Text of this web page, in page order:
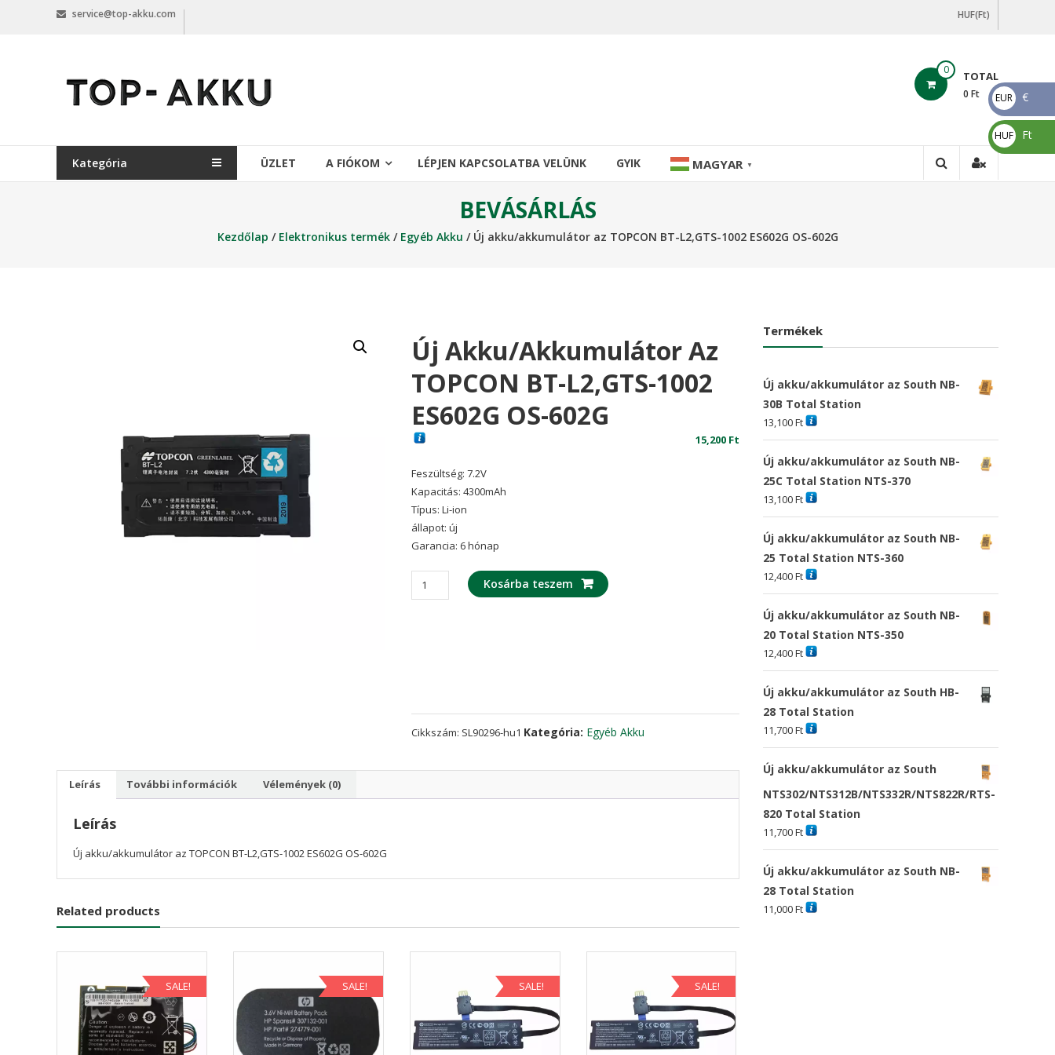
service@top-akku.com HUF(Ft)
top-
akku.com
akku.com
0 TOTAL
0 Ft
Kategória ÜZLET A FIÓKOM LÉPJEN KAPCSOLATBA VELÜNK GYIK MAGYAR ▼
BEVÁSÁRLÁS
Kezdőlap / Elektronikus termék/ Egyéb Akku / Új akku/akkumulátor az TOPCON BT-L2,GTS-1002 ES602G OS-602G
Új Akku/akkumulátor Az
TOPCON BT-L2,GTS-1002
ES602G OS-602G
15,200 Ft
Feszültség: 7.2V
Kapacitás: 4300mAh
Típus: Li-ion
állapot: új
Garancia: 6 hónap
akku/akkumulátor
602G
Kosárba teszem
Cikkszám: SL90296-hu1 Kategória: Egyéb Akku
Leírás További információk Vélemények (0)
Leírás
Új akku/akkumulátor az TOPCON BT-L2,GTS-1002 ES602G OS-602G
Related products
SALE! SALE! SALE! SALE!
Termékek
Új akku/akkumulátor az South NB-
30B Total Station
13,100Ft
Új akku/akkumulátor az South NB-
25C Total Station NTS-370
13,100Ft
Új akku/akkumulátor az South NB-
25 Total Station NTS-360
12,400Ft
Új akku/akkumulátor az South NB-
20 Total Station NTS-350
12,400Ft
Új akku/akkumulátor az South HB-
28 Total Station
11,700Ft
Új akku/akkumulátor az South
NTS302/NTS312B/NTS332R/NTS822R/RTS-
820 Total Station
11,700Ft
Új akku/akkumulátor az South NB-
28 Total Station
11,000Ft
EUR
€
€
HUF
Ft
Ft